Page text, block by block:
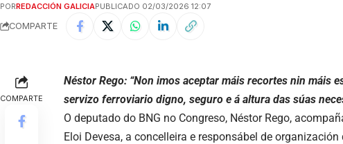
PORREDACCIÓN GALICIAPUBLICADO 02/03/2026 12:07
COMPARTE
COMPARTE
Néstor Rego: “Non imos aceptar máis recortes nin máis
servizo ferroviario digno, seguro e á altura das súas
O deputado do BNG no Congreso, Néstor Rego,
Eloi Devesa, a concelleira e responsábel de